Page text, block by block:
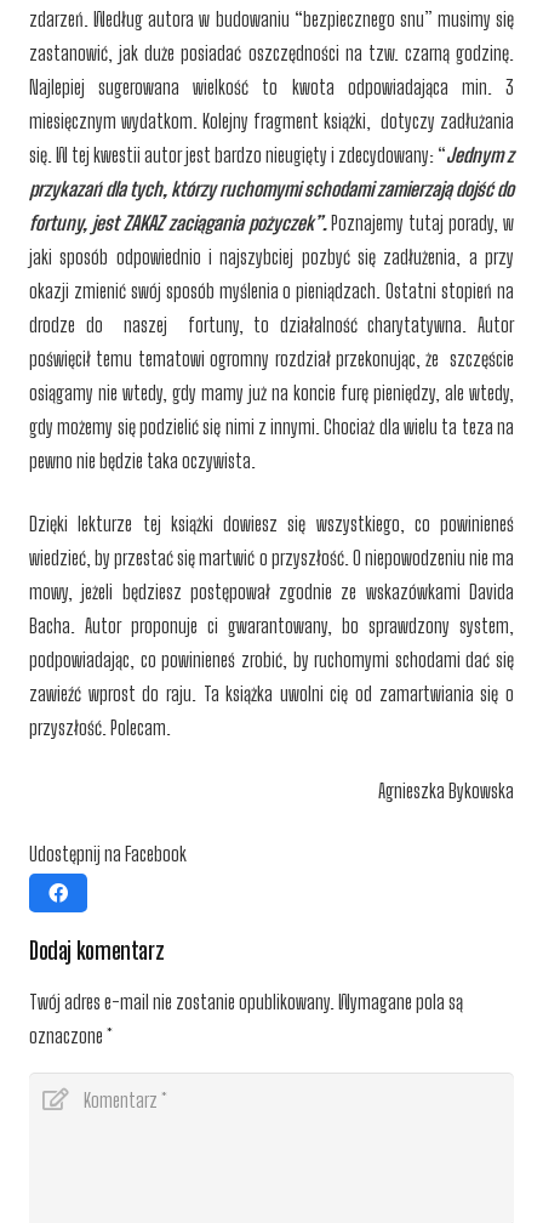
zdarzeń. Według autora w budowaniu “bezpiecznego snu” musimy się
zastanowić, jak duże posiadać oszczędności na tzw. czarną godzinę.
Najlepiej sugerowana wielkość to kwota odpowiadająca min. 3
miesięcznym wydatkom. Kolejny fragment książki, dotyczy zadłużania
się. W tej kwestii autor jest bardzo nieugięty i zdecydowany: “Jednym z
przykazań dla tych, którzy ruchomymi schodami zamierzają dojść do
fortuny, jest ZAKAZ zaciągania pożyczek”.Poznajemy tutaj porady, w
jaki sposób odpowiednio i najszybciej pozbyć się zadłużenia, a przy
okazji zmienić swój sposób myślenia o pieniądzach. Ostatni stopień na
drodze do naszej fortuny, to działalność charytatywna. Autor
poświęcił temu tematowi ogromny rozdział przekonując, że szczęście
osiągamy nie wtedy, gdy mamy już na koncie furę pieniędzy, ale wtedy,
gdy możemy się podzielić się nimi z innymi. Chociaż dla wielu ta teza na
pewno nie będzie taka oczywista.
Dzięki lekturze tej książki dowiesz się wszystkiego, co powinieneś
wiedzieć, by przestać się martwić o przyszłość. O niepowodzeniu nie ma
mowy, jeżeli będziesz postępował zgodnie ze wskazówkami Davida
Bacha. Autor proponuje ci gwarantowany, bo sprawdzony system,
podpowiadając, co powinieneś zrobić, by ruchomymi schodami dać się
zawieźć wprost do raju. Ta książka uwolni cię od zamartwiania się o
przyszłość. Polecam.
Agnieszka Bykowska
Udostępnij na Facebook
Dodaj komentarz
Twój adres e-mail nie zostanie opublikowany. Wymagane pola są
oznaczone *